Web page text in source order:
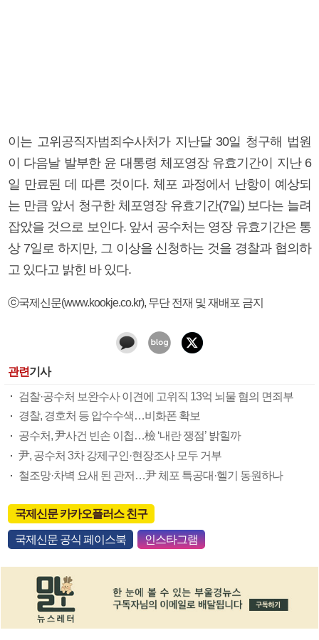
이는 고위공직자범죄수사처가 지난달 30일 청구해 법원
이 다음날 발부한 윤 대통령 체포영장 유효기간이 지난 6
일 만료된 데 따른 것이다. 체포 과정에서 난항이 예상되
는 만큼 앞서 청구한 체포영장 유효기간(7일) 보다는 늘려
잡았을 것으로 보인다. 앞서 공수처는 영장 유효기간은 통
상 7일로 하지만, 그 이상을 신청하는 것을 경찰과 협의하
고 있다고 밝힌 바 있다.
ⓒ국제신문(www.kookje.co.kr), 무단 전재 및 재배포 금지
관련기사
검찰·공수처 보완수사 이견에 고위직 13억 뇌물 혐의 면죄부
경찰, 경호처 등 압수수색…비화폰 확보
공수처, 尹사건 빈손 이첩…檢 ‘내란 쟁점’ 밝힐까
尹, 공수처 3차 강제구인·현장조사 모두 거부
철조망·차벽 요새 된 관저…尹 체포 특공대·헬기 동원하나
국제신문 카카오플러스 친구
국제신문 공식 페이스북 인스타그램